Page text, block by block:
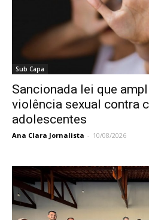
Sub Capa
Sancionada lei que
violência sexual contra
adolescentes
Ana Clara Jornalista - 10/08/2026